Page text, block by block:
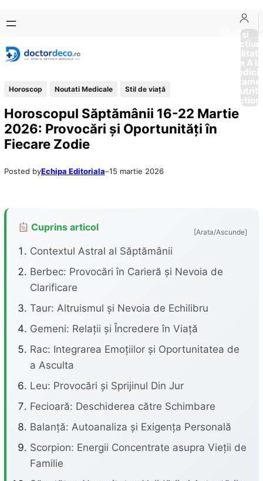
conținut
content
Boli si
Afectiuni
Sănătate
de la A
Horoscop Noutati Medicale Stil de viaţă
Horoscopul Săptămânii 16-22 Martie
2026: Provocări și Oportunități în
Fiecare Zodie
Posted byEchipa Editoriala–15 martie 2026
Cuprins articol [Arata/Ascunde]
Contextul Astral al Săptămânii
Berbec: Provocări în Carieră și Nevoia de
Clarificare
Taur: Altruismul și Nevoia de Echilibru
Gemeni: Relații și Încredere în Viață
Rac: Integrarea Emoțiilor și Oportunitatea de
a Asculta
Leu: Provocări și Sprijinul Din Jur
Fecioară: Deschiderea către Schimbare
Balanță: Autoanaliza și Exigența Personală
Scorpion: Energii Concentrate asupra Vieții de
Familie